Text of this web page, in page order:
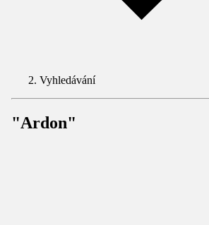
Vyhledávání
"Ardon"